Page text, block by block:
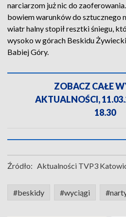
narciarzom już nic do
bowiem warunków do sztucznego
wiatr halny stopił resztki śniegu,
wysoko w górach Beskidu
Babiej Góry.
ZOBACZ CAŁE
AKTUALNOŚCI,
18.30
Źródło: Aktualności TVP3
#beskidy #wyciągi